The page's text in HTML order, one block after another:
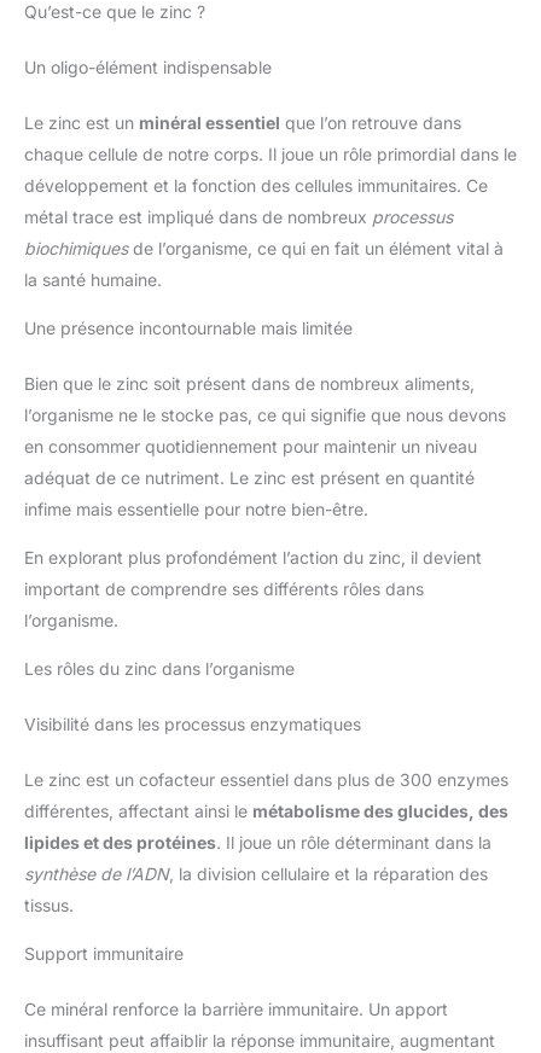
Qu’est-ce que le zinc ?
Un oligo-élément indispensable
Le zinc est un minéral essentiel que l’on retrouve dans
chaque cellule de notre corps. Il joue un rôle primordial dans le
développement et la fonction des cellules immunitaires. Ce
métal trace est impliqué dans de nombreux processus
biochimiquesde l’organisme, ce qui en fait un élément vital à
la santé humaine.
Une présence incontournable mais limitée
Bien que le zinc soit présent dans de nombreux aliments,
l’organisme ne le stocke pas, ce qui signifie que nous devons
en consommer quotidiennement pour maintenir un niveau
adéquat de ce nutriment. Le zinc est présent en quantité
infime mais essentielle pour notre bien-être.
En explorant plus profondément l’action du zinc, il devient
important de comprendre ses différents rôles dans
l’organisme.
Les rôles du zinc dans l’organisme
Visibilité dans les processus enzymatiques
Le zinc est un cofacteur essentiel dans plus de 300 enzymes
différentes, affectant ainsi le métabolisme des glucides, des
lipides et des protéines. Il joue un rôle déterminant dans la
synthèse de l’ADN, la division cellulaire et la réparation des
tissus.
Support immunitaire
Ce minéral renforce la barrière immunitaire. Un apport
insuffisant peut affaiblir la réponse immunitaire, augmentant